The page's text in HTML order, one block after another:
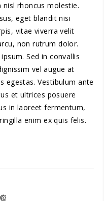
rhoncus molestie.
eget blandit nisi
vitae viverra velit
non rutrum dolor.
Sed in convallis
vel augue at
egestas. Vestibulum ante
et ultrices posuere
in laoreet fermentum,
enim ex quis felis.